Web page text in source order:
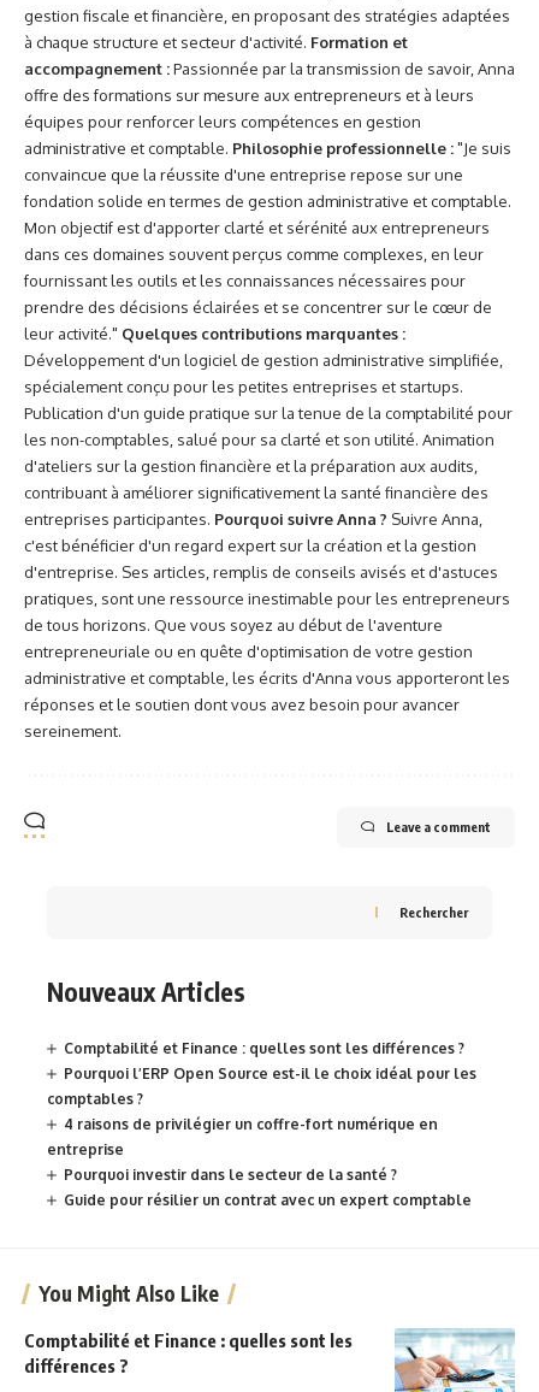
gestion fiscale et financière, en proposant des stratégies adaptées
à chaque structure et secteur d'activité. Formation et
accompagnement :Passionnée par la transmission de savoir, Anna
offre des formations sur mesure aux entrepreneurs et à leurs
équipes pour renforcer leurs compétences en gestion
administrative et comptable. Philosophie professionnelle :"Je suis
convaincue que la réussite d'une entreprise repose sur une
fondation solide en termes de gestion administrative et comptable.
Mon objectif est d'apporter clarté et sérénité aux entrepreneurs
dans ces domaines souvent perçus comme complexes, en leur
fournissant les outils et les connaissances nécessaires pour
prendre des décisions éclairées et se concentrer sur le cœur de
leur activité." Quelques contributions marquantes :
Développement d'un logiciel de gestion administrative simplifiée,
spécialement conçu pour les petites entreprises et startups.
Publication d'un guide pratique sur la tenue de la comptabilité pour
les non-comptables, salué pour sa clarté et son utilité. Animation
d'ateliers sur la gestion financière et la préparation aux audits,
contribuant à améliorer significativement la santé financière des
entreprises participantes. Pourquoi suivre Anna ? Suivre Anna,
c'est bénéficier d'un regard expert sur la création et la gestion
d'entreprise. Ses articles, remplis de conseils avisés et d'astuces
pratiques, sont une ressource inestimable pour les entrepreneurs
de tous horizons. Que vous soyez au début de l'aventure
entrepreneuriale ou en quête d'optimisation de votre gestion
administrative et comptable, les écrits d'Anna vous apporteront les
réponses et le soutien dont vous avez besoin pour avancer
sereinement.
Leave a comment
Rechercher
Nouveaux Articles
Comptabilité et Finance : quelles sont les différences ?
Pourquoi l’ERP Open Source est-il le choix idéal pour les
comptables ?
4 raisons de privilégier un coffre-fort numérique en
entreprise
Pourquoi investir dans le secteur de la santé ?
Guide pour résilier un contrat avec un expert comptable
You Might Also Like
Comptabilité et Finance : quelles sont les
différences ?